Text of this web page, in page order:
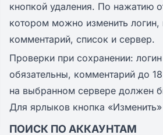
кнопкой удаления. По нажатию
котором можно изменить логин,
комментарий, список и сервер.
Проверки при сохранении:
обязательны, комментарий до
на выбранном сервере должен
Для ярлыков кнопка
ПОИСК ПО АККАУНТАМ